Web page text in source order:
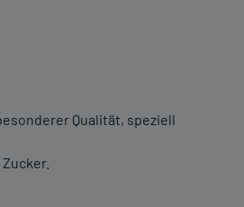
Qualität, speziell